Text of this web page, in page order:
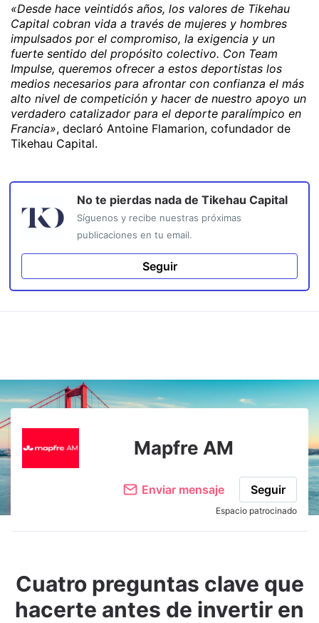
«Desde hace veintidós años, los valores de Tikehau
Capital cobran vida a través de mujeres y hombres
impulsados por el compromiso, la exigencia y un
fuerte sentido del propósito colectivo. Con Team
Impulse, queremos ofrecer a estos deportistas los
medios necesarios para afrontar con confianza el más
alto nivel de competición y hacer de nuestro apoyo un
verdadero catalizador para el deporte paralímpico en
Francia», declaró Antoine Flamarion, cofundador de
Tikehau Capital.
No te pierdas nada de Tikehau Capital
Síguenos y recibe nuestras próximas
publicaciones en tu email.
Seguir
Mapfre AM
Enviar mensaje Seguir
Espacio patrocinado
Cuatro preguntas clave que
hacerte antes de invertir en